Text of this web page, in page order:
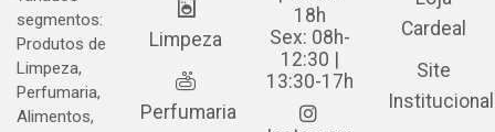
segmentos:
Produtos de
Limpeza,
Perfumaria,
Alimentos,
Limpeza
Perfumaria
18h
Sex: 08h-
12:30 |
13:30-17h
Cardeal
Site
Institucional